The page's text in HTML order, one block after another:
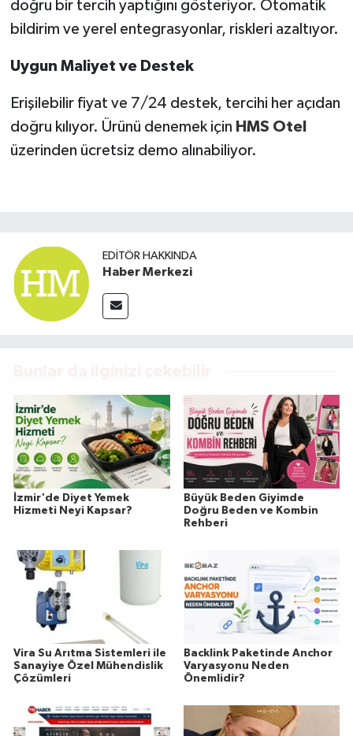
doğru bir tercih yaptığını gösteriyor. Otomatik
bildirim ve yerel entegrasyonlar, riskleri azaltıyor.
Uygun Maliyet ve Destek
Erişilebilir fiyat ve 7/24 destek, tercihi her açıdan
doğru kılıyor. Ürünü denemek için HMS Otel
üzerinden ücretsiz demo alınabiliyor.
EDITÖR HAKKINDA
Haber Merkezi
İzmir'de Diyet Yemek
Hizmeti Neyi Kapsar?
Büyük Beden Giyimde
Doğru Beden ve Kombin
Rehberi
Vira Su Arıtma Sistemleri ile
Sanayiye Özel Mühendislik
Çözümleri
Backlink Paketinde Anchor
Varyasyonu Neden
Önemlidir?